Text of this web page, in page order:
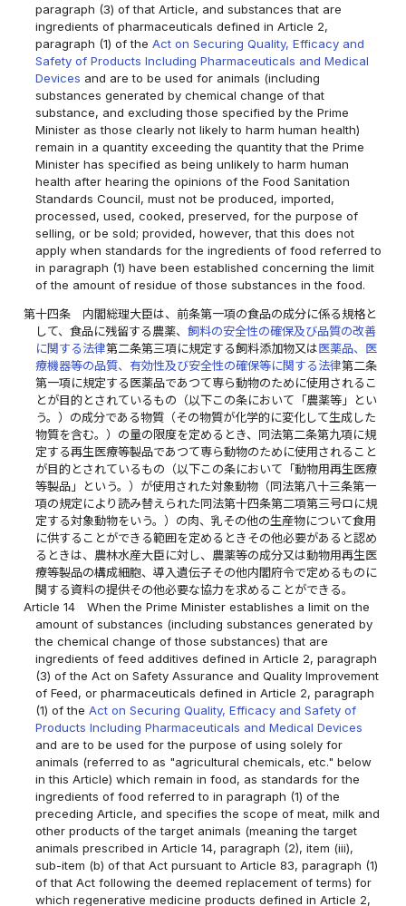
paragraph (3) of that Article, and substances that are
ingredients of pharmaceuticals defined in Article 2,
paragraph (1) of theAct on Securing Quality, Efficacy and
Safety of Products Including Pharmaceuticals and Medical
Devices and are to be used for animals (including
substances generated by chemical change of that
substance, and excluding those specified by the Prime
Minister as those clearly not likely to harm human health)
remain in a quantity exceeding the quantity that the Prime
Minister has specified as being unlikely to harm human
health after hearing the opinions of the Food Sanitation
Standards Council, must not be produced, imported,
processed, used, cooked, preserved, for the purpose of
selling, or be sold; provided, however, that this does not
apply when standards for the ingredients of food referred to
in paragraph (1) have been established concerning the limit
of the amount of residue of those substances in the food.
第十四条
内閣総理大臣は、前条第一項の食品の成分に係る規格と
して、食品に残留する農薬、飼料の安全性の確保及び品質の改善
に関する法律第二条第三項に規定する飼料添加物又は医薬品、医
療機器等の品質、有効性及び安全性の確保等に関する法律第二条
第一項に規定する医薬品であつて専ら動物のために使用されるこ
とが目的とされているもの（以下この条において「農薬等」とい
う。）の成分である物質（その物質が化学的に変化して生成した
物質を含む。）の量の限度を定めるとき、同法第二条第九項に規
定する再生医療等製品であつて専ら動物のために使用されること
が目的とされているもの（以下この条において「動物用再生医療
等製品」という。）が使用された対象動物（同法第八十三条第一
項の規定により読み替えられた同法第十四条第二項第三号ロに規
定する対象動物をいう。）の肉、乳その他の生産物について食用
に供することができる範囲を定めるときその他必要があると認め
るときは、農林水産大臣に対し、農薬等の成分又は動物用再生医
療等製品の構成細胞、導入遺伝子その他内閣府令で定めるものに
関する資料の提供その他必要な協力を求めることができる。
Article 14
When the Prime Minister establishes a limit on the
amount of substances (including substances generated by
the chemical change of those substances) that are
ingredients of feed additives defined in Article 2, paragraph
(3) of the Act on Safety Assurance and Quality Improvement
of Feed, or pharmaceuticals defined in Article 2, paragraph
(1) of theAct on Securing Quality, Efficacy and Safety of
Products Including Pharmaceuticals and Medical Devices
and are to be used for the purpose of using solely for
animals (referred to as "agricultural chemicals, etc." below
in this Article) which remain in food, as standards for the
ingredients of food referred to in paragraph (1) of the
preceding Article, and specifies the scope of meat, milk and
other products of the target animals (meaning the target
animals prescribed in Article 14, paragraph (2), item (iii),
sub-item (b) of that Act pursuant to Article 83, paragraph (1)
of that Act following the deemed replacement of terms) for
which regenerative medicine products defined in Article 2,